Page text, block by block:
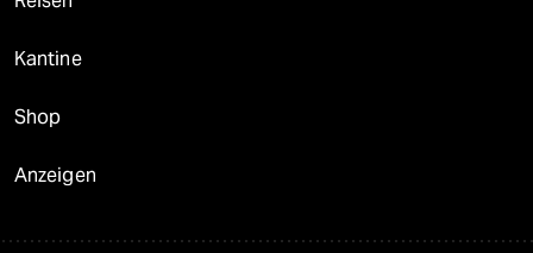
Kantine
Shop
Anzeigen